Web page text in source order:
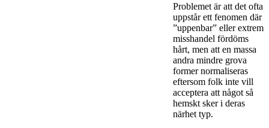
Problemet är att det ofta
uppstår ett fenomen där
”uppenbar” eller extrem
misshandel fördöms
hårt, men att en massa
andra mindre grova
former normaliseras
eftersom folk inte vill
acceptera att något så
hemskt sker i deras
närhet typ.